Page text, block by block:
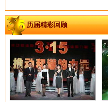
历届精彩回顾